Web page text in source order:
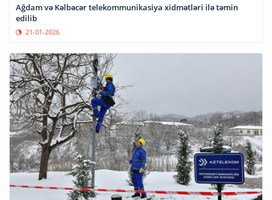
Ağdam və Kəlbəcər telekommunikasiya xidmətləri ilə təmin
edilib
21-01-2026